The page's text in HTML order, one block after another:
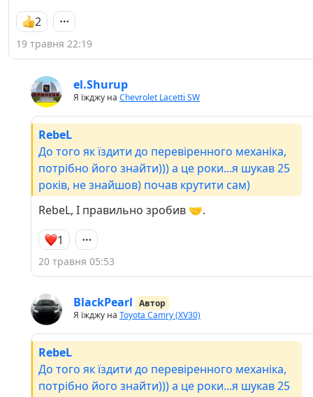
2
19 травня 22:19
el.Shurup
Я їжджу на Chevrolet Lacetti SW
RebeL
До того як їздити до перевіренного механіка,
потрібно його знайти))) а це роки...я шукав 25
років, не знайшов) почав крутити сам)
RebeL, І правильно зробив 🤝.
1
20 травня 05:53
BlackPearl Автор
Я їжджу на Toyota Camry (XV30)
RebeL
До того як їздити до перевіренного механіка,
потрібно його знайти))) а це роки...я шукав 25